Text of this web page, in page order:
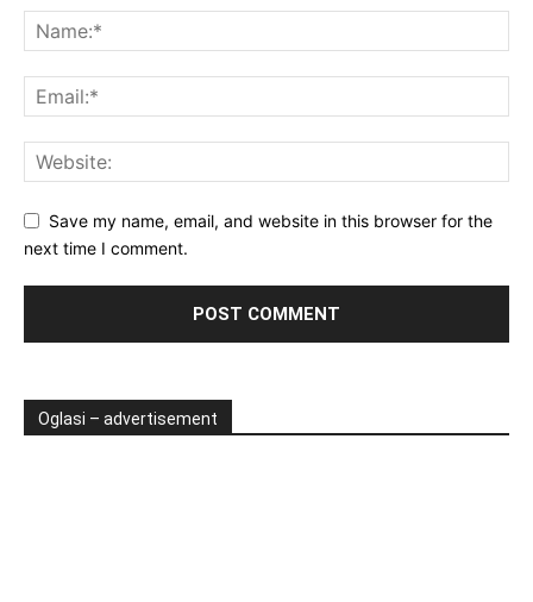
Save my name, email, and website in this browser for the
next time I comment.
Oglasi – advertisement